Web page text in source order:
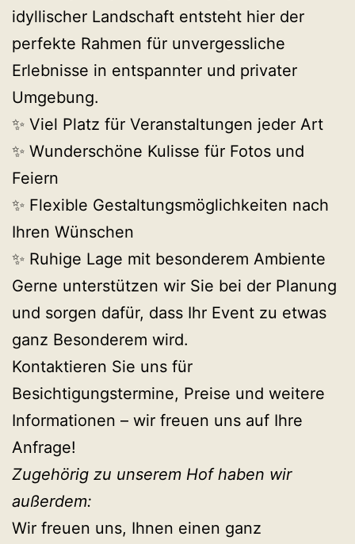
idyllischer Landschaft entsteht hier der
perfekte Rahmen für unvergessliche
Erlebnisse in entspannter und privater
Umgebung.
✨ Viel Platz für Veranstaltungen jeder Art
✨ Wunderschöne Kulisse für Fotos und
Feiern
✨ Flexible Gestaltungsmöglichkeiten nach
Ihren Wünschen
✨ Ruhige Lage mit besonderem Ambiente
Gerne unterstützen wir Sie bei der Planung
und sorgen dafür, dass Ihr Event zu etwas
ganz Besonderem wird.
Kontaktieren Sie uns für
Besichtigungstermine, Preise und weitere
Informationen – wir freuen uns auf Ihre
Anfrage!
Zugehörig zu unserem Hof haben wir
außerdem:
Wir freuen uns, Ihnen einen ganz